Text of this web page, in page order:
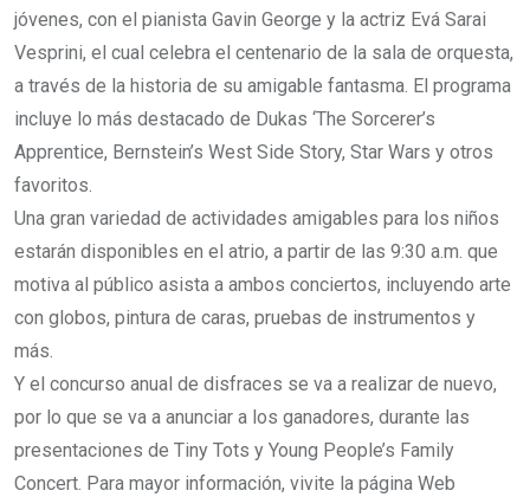
jóvenes, con el pianista Gavin George y la actriz Evá Sarai
Vesprini, el cual celebra el centenario de la sala de orquesta,
a través de la historia de su amigable fantasma. El programa
incluye lo más destacado de Dukas ‘The Sorcerer’s
Apprentice, Bernstein’s West Side Story, Star Wars y otros
favoritos.
Una gran variedad de actividades amigables para los niños
estarán disponibles en el atrio, a partir de las 9:30 a.m. que
motiva al público asista a ambos conciertos, incluyendo arte
con globos, pintura de caras, pruebas de instrumentos y
más.
Y el concurso anual de disfraces se va a realizar de nuevo,
por lo que se va a anunciar a los ganadores, durante las
presentaciones de Tiny Tots y Young People’s Family
Concert. Para mayor información, vivite la página Web